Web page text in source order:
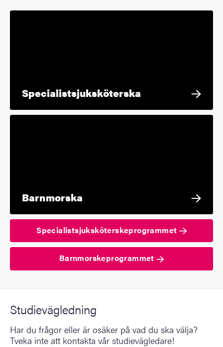
Specialistsjuksköterska
Barnmorska
Specialistsjuksköterskeprogrammet
Barnmorskeprogrammet
Studievägledning
Har du frågor eller är osäker på vad du ska välja?
Tveka inte att kontakta vår studievägledare!